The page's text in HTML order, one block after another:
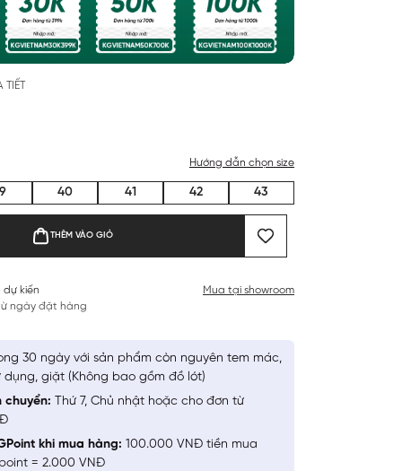
TIẾT
Hướng dẫn chọn size
40 41 42 43
THÊM VÀO GIỎ
dự kiến
ngày đặt hàng
Mua tại showroom
30 ngày với sản phẩm còn nguyên tem mác,
dụng, giặt (Không bao gồm đồ lót)
chuyển: Thứ 7, Chủ nhật hoặc cho đơn từ
khi mua hàng: 100.000 VNĐ tiền mua
= 2.000 VNĐ